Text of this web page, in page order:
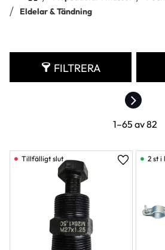
Eldelar & Tändning
FILTRERA
1–65 av82
Lägg till i
2 st i